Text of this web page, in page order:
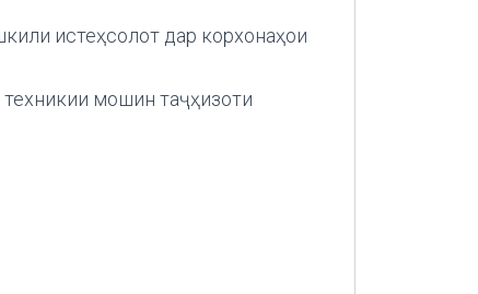
истеҳсолот дар корхонаҳои
мошин таҷҳизоти